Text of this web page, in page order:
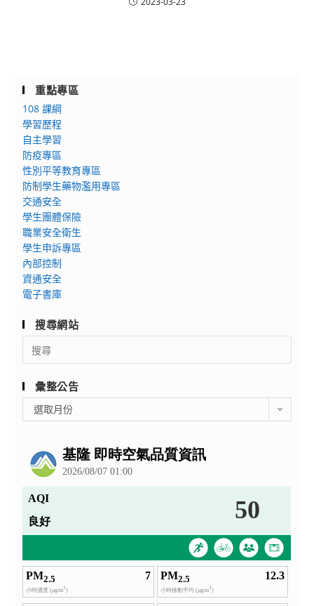
重點專區
108 課綱
學習歷程
自主學習
防疫專區
性別平等教育專區
防制學生藥物濫用專區
交通安全
學生團體保險
職業安全衛生
學生申訴專區
內部控制
資通安全
電子書庫
搜尋網站
Search
for:
彙整公告
整
選取月份